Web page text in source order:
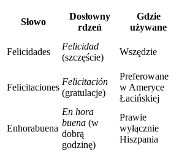
Słowo
Dosłowny
rdzeń
Gdzie
używane
Felicidades
Felicidad
(szczęście)
Wszędzie
Felicitaciones
Felicitación
(gratulacje)
Preferowane
w Ameryce
Łacińskiej
Enhorabuena
En hora
buena (w
dobrą
godzinę)
Prawie
wyłącznie
Hiszpania